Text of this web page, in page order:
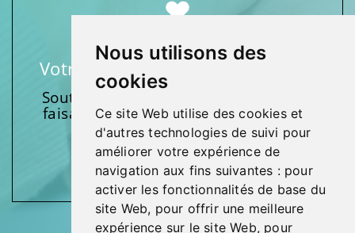
Nous utilisons des
cookies
Ce site Web utilise des cookies et
d'autres technologies de suivi pour
améliorer votre expérience de
navigation aux fins suivantes : pour
activer les fonctionnalités de base du
site Web, pour offrir une meilleure
expérience sur le site Web, pour
Votre soutien fait une différence
Soutenez l’une de nos fondations en
faisant un don et en participant aux
activités.
Donnez généreusement!